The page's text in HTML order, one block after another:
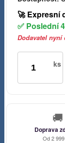
🚀 Expresní
✅ Poslední
Dodavatel
ks
🚚
Doprava
Od 2